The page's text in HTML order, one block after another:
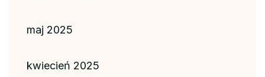
maj 2025
kwiecień 2025